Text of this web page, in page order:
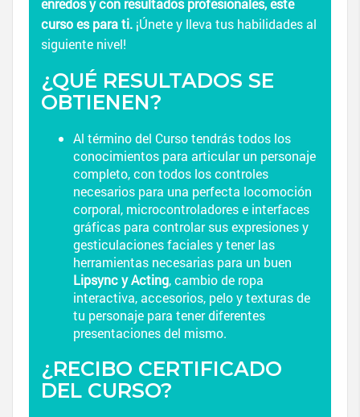
enredos y con resultados profesionales, este
curso es para ti. ¡Únete y lleva tus habilidades al
siguiente nivel!
¿QUÉ RESULTADOS SE
OBTIENEN?
Al término del Curso tendrás todos los
conocimientos para articular un personaje
completo, con todos los controles
necesarios para una perfecta locomoción
corporal, microcontroladores e interfaces
gráficas para controlar sus expresiones y
gesticulaciones faciales y tener las
herramientas necesarias para un buen
Lipsync y Acting, cambio de ropa
interactiva, accesorios, pelo y texturas de
tu personaje para tener diferentes
presentaciones del mismo.
¿RECIBO CERTIFICADO
DEL CURSO?